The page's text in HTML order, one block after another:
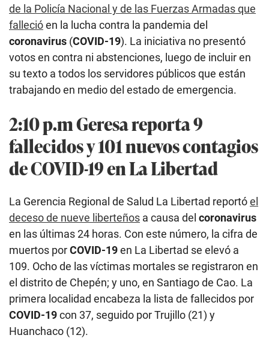
de la Policía Nacional y de las Fuerzas Armadas que
fallecióen la lucha contra la pandemia del
coronavirus (COVID-19). La iniciativa no presentó
votos en contra ni abstenciones, luego de incluir en
su texto a todos los servidores públicos que están
trabajando en medio del estado de emergencia.
2:10 p.m Geresa reporta 9
fallecidos y 101 nuevos contagios
de COVID-19 en La Libertad
La Gerencia Regional de Salud La Libertad reportóel
deceso de nueve liberteños a causa del coronavirus
en las últimas 24 horas. Con este número, la cifra de
muertos porCOVID-19en La Libertad se elevó a
109. Ocho de las víctimas mortales se registraron en
el distrito de Chepén; y uno, en Santiago de Cao. La
primera localidad encabeza la lista de fallecidos por
COVID-19con 37, seguido por Trujillo (21) y
Huanchaco (12).